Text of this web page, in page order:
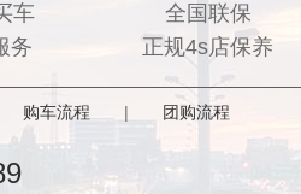
车
务
全国联保
正规4s店保养
购车流程 | 团购流程